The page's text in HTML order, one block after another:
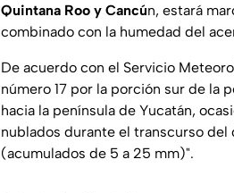
Quintana Roo y Cancún, estará
combinado con la humedad del
De acuerdo con el Servicio
número 17 por la porción sur de la
hacia la península de Yucatán,
nublados durante el transcurso
(acumulados de 5 a 25 mm)".